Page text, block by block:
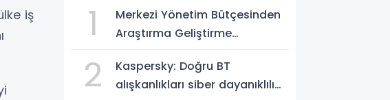
iş
1
Merkezi Yönetim Bütçesinden
Araştırma Geliştirme
ve Harcamalar, 2026
2
Kaspersky: Doğru BT
alışkanlıkları siber dayanıklılığı